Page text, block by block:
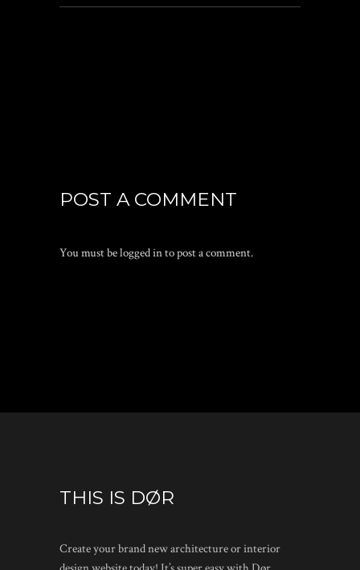
POST A COMMENT
You must belogged into post a comment.
THIS IS DØR
Create your brand new architecture or interior